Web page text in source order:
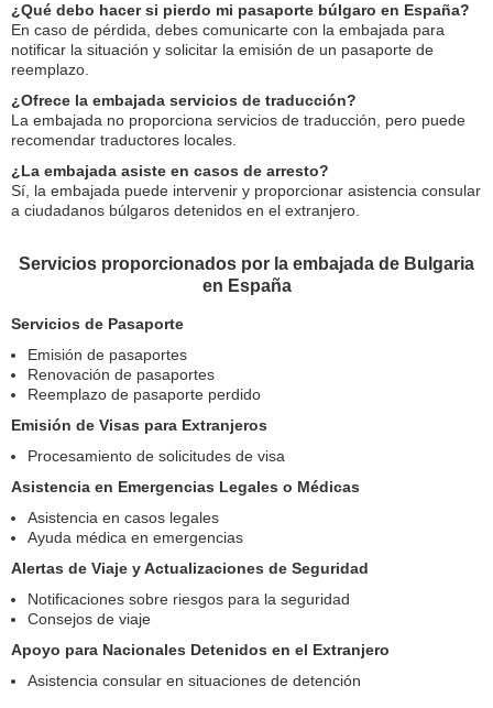
¿Qué debo hacer si pierdo mi pasaporte búlgaro en España?
En caso de pérdida, debes comunicarte con la embajada para
notificar la situación y solicitar la emisión de un pasaporte de
reemplazo.
¿Ofrece la embajada servicios de traducción?
La embajada no proporciona servicios de traducción, pero puede
recomendar traductores locales.
¿La embajada asiste en casos de arresto?
Sí, la embajada puede intervenir y proporcionar asistencia consular
a ciudadanos búlgaros detenidos en el extranjero.
Servicios proporcionados por la embajada de Bulgaria
en España
Servicios de Pasaporte
Emisión de pasaportes
Renovación de pasaportes
Reemplazo de pasaporte perdido
Emisión de Visas para Extranjeros
Procesamiento de solicitudes de visa
Asistencia en Emergencias Legales o Médicas
Asistencia en casos legales
Ayuda médica en emergencias
Alertas de Viaje y Actualizaciones de Seguridad
Notificaciones sobre riesgos para la seguridad
Consejos de viaje
Apoyo para Nacionales Detenidos en el Extranjero
Asistencia consular en situaciones de detención